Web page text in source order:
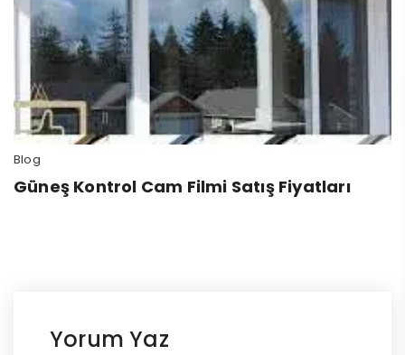
Blog
Güneş Kontrol Cam Filmi Satış Fiyatları
Yorum Yaz